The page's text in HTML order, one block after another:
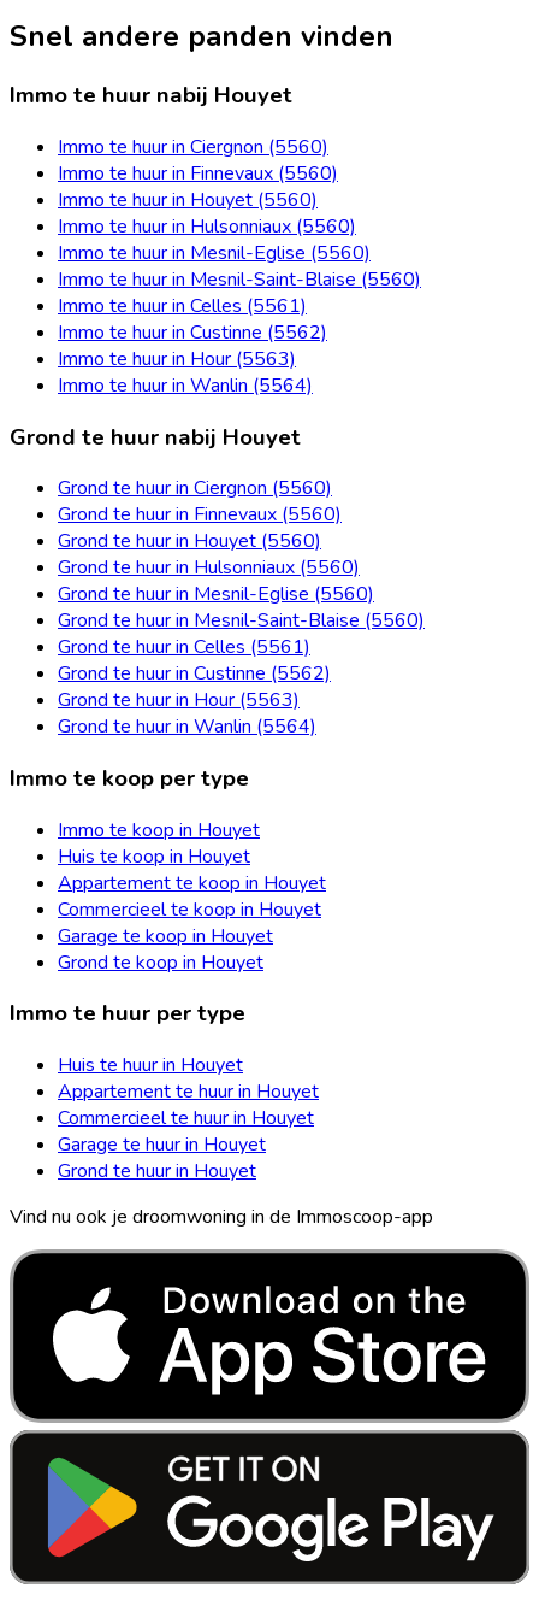
Snel andere panden vinden
Immo te huur nabij Houyet
Immo te huur in Ciergnon (5560)
Immo te huur in Finnevaux (5560)
Immo te huur in Houyet (5560)
Immo te huur in Hulsonniaux (5560)
Immo te huur in Mesnil-Eglise (5560)
Immo te huur in Mesnil-Saint-Blaise (5560)
Immo te huur in Celles (5561)
Immo te huur in Custinne (5562)
Immo te huur in Hour (5563)
Immo te huur in Wanlin (5564)
Grond te huur nabij Houyet
Grond te huur in Ciergnon (5560)
Grond te huur in Finnevaux (5560)
Grond te huur in Houyet (5560)
Grond te huur in Hulsonniaux (5560)
Grond te huur in Mesnil-Eglise (5560)
Grond te huur in Mesnil-Saint-Blaise (5560)
Grond te huur in Celles (5561)
Grond te huur in Custinne (5562)
Grond te huur in Hour (5563)
Grond te huur in Wanlin (5564)
Immo te koop per type
Immo te koop in Houyet
Huis te koop in Houyet
Appartement te koop in Houyet
Commercieel te koop in Houyet
Garage te koop in Houyet
Grond te koop in Houyet
Immo te huur per type
Huis te huur in Houyet
Appartement te huur in Houyet
Commercieel te huur in Houyet
Garage te huur in Houyet
Grond te huur in Houyet
Vind nu ook je droomwoning in de Immoscoop-app